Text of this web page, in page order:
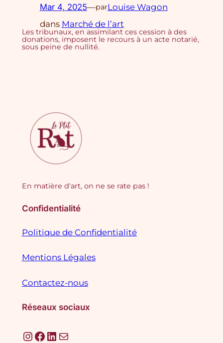
Mar 4, 2025—parLouise Wagon
dans Marché de l’art
Les tribunaux, en assimilant ces cession à des
donations, imposent le recours à un acte notarié,
sous peine de nullité.
En matière d'art, on ne se rate pas !
Confidentialité
Politique de Confidentialité
Mentions Légales
Contactez-nous
Réseaux sociaux
InstagramFacebook LinkedIn E-mail